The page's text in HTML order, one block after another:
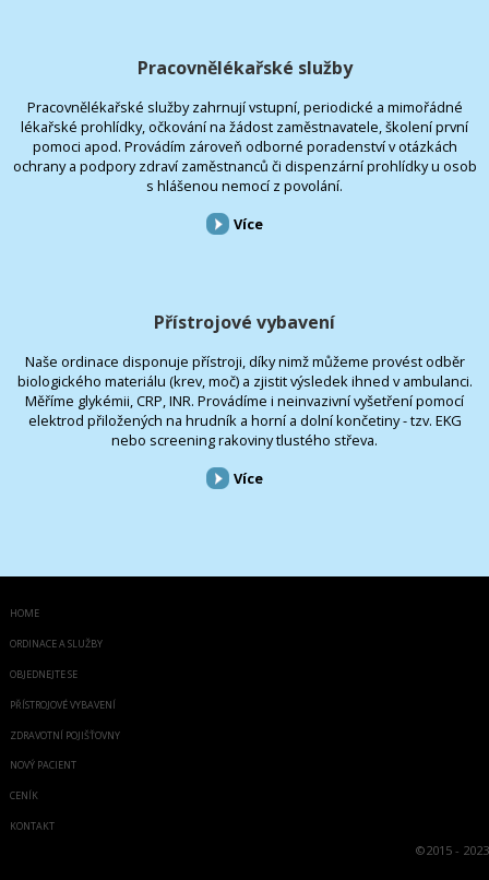
Pracovnělékařské služby
Pracovnělékařské služby zahrnují vstupní, periodické a mimořádné
lékařské prohlídky, očkování na žádost zaměstnavatele, školení první
pomoci apod. Provádím zároveň odborné poradenství v otázkách
ochrany a podpory zdraví zaměstnanců či dispenzární prohlídky u osob
s hlášenou nemocí z povolání.
Více
Přístrojové vybavení
Naše ordinace disponuje přístroji, díky nimž můžeme provést odběr
biologického materiálu (krev, moč) a zjistit výsledek ihned v ambulanci.
Měříme glykémii, CRP, INR. Provádíme i neinvazivní vyšetření pomocí
elektrod přiložených na hrudník a horní a dolní končetiny - tzv. EKG
nebo screening rakoviny tlustého střeva.
Více
HOME
ORDINACE A SLUŽBY
OBJEDNEJTE SE
PŘÍSTROJOVÉ VYBAVENÍ
ZDRAVOTNÍ POJIŠŤOVNY
NOVÝ PACIENT
CENÍK
KONTAKT
©2015 - 2023